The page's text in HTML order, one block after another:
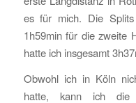
es für mich. Die
1h59min für die zweite
hatte ich insgesamt
Obwohl ich in Köln
hatte, kann ich die